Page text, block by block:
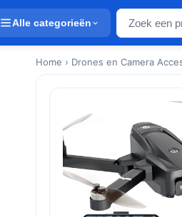
Alle categorieën
Home › Drones en Camera